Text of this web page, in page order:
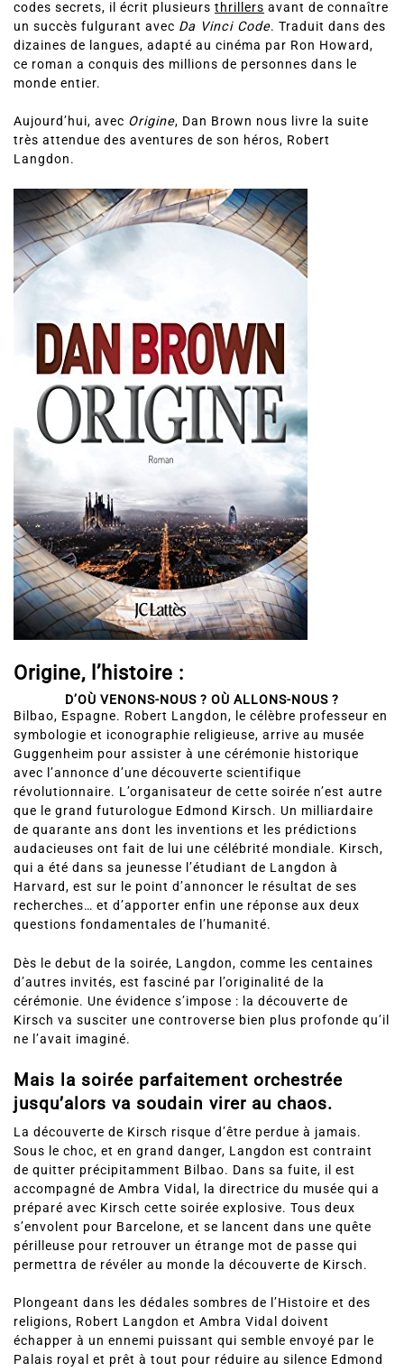
codes secrets, il écrit plusieurs thrillers avant de connaître
un succès fulgurant avec Da Vinci Code. Traduit dans des
dizaines de langues, adapté au cinéma par Ron Howard,
ce roman a conquis des millions de personnes dans le
monde entier.
Aujourd’hui, avec Origine, Dan Brown nous livre la suite
très attendue des aventures de son héros, Robert
Langdon.
Origine, l’histoire :
D’OÙ VENONS-NOUS ? OÙ ALLONS-NOUS ?
Bilbao, Espagne. Robert Langdon, le célèbre professeur en
symbologie et iconographie religieuse, arrive au musée
Guggenheim pour assister à une cérémonie historique
avec l’annonce d’une découverte scientifique
révolutionnaire. L’organisateur de cette soirée n’est autre
que le grand futurologue Edmond Kirsch. Un milliardaire
de quarante ans dont les inventions et les prédictions
audacieuses ont fait de lui une célébrité mondiale. Kirsch,
qui a été dans sa jeunesse l’étudiant de Langdon à
Harvard, est sur le point d’annoncer le résultat de ses
recherches… et d’apporter enfin une réponse aux deux
questions fondamentales de l’humanité.
Dès le debut de la soirée, Langdon, comme les centaines
d’autres invités, est fasciné par l’originalité de la
cérémonie. Une évidence s’impose : la découverte de
Kirsch va susciter une controverse bien plus profonde qu’il
ne l’avait imaginé.
Mais la soirée parfaitement orchestrée
jusqu’alors va soudain virer au chaos.
La découverte de Kirsch risque d’être perdue à jamais.
Sous le choc, et en grand danger, Langdon est contraint
de quitter précipitamment Bilbao. Dans sa fuite, il est
accompagné de Ambra Vidal, la directrice du musée qui a
préparé avec Kirsch cette soirée explosive. Tous deux
s’envolent pour Barcelone, et se lancent dans une quête
périlleuse pour retrouver un étrange mot de passe qui
permettra de révéler au monde la découverte de Kirsch.
Plongeant dans les dédales sombres de l’Histoire et des
religions, Robert Langdon et Ambra Vidal doivent
échapper à un ennemi puissant qui semble envoyé par le
Palais royal et prêt à tout pour réduire au silence Edmond